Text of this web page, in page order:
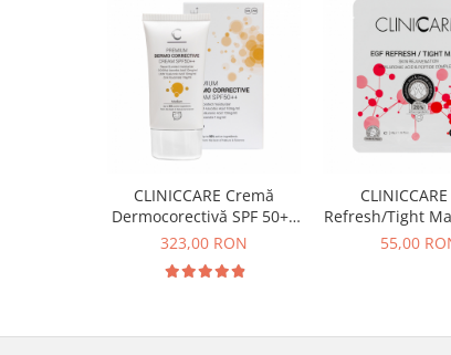
CLINICCARE Cremă
Dermocorectivă SPF 50++
- 35ml
323,00 RON
CLINICCARE
Refresh/Tight
aging
55,00